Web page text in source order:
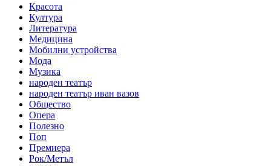
Красота
Култура
Литература
Медицина
Мобилни устройства
Мода
Музика
народен театър
народен театър иван вазов
Общество
Опера
Полезно
Поп
Премиера
Рок/Метъл